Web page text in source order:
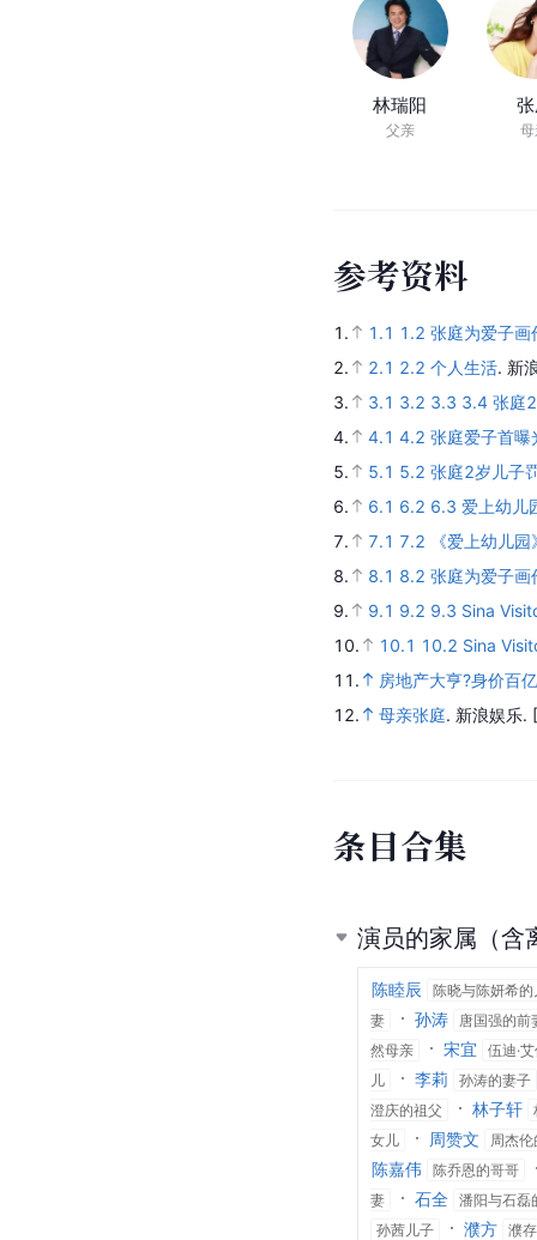
林瑞阳
父亲
参考资料
1. 1.1 1.2 张庭为爱子画
2.
2.1 2.2 个人生活. 新
3.
3.1 3.2 3.3 3.4 张庭
4.
4.1 4.2 张庭爱子首曝
5.
5.1 5.2 张庭2岁儿子
6.
6.1 6.2 6.3 爱上幼儿
7.
7.1 7.2
《爱上幼儿
8.
8.1 8.2 张庭为爱子画
9.
9.1 9.2 9.3 Sina
10.
10.1 10.2 Sina
11.
房地产大亨?身价百
12.
母亲张庭. 新浪娱乐.
条目合集
演员的家属（含
陈睦辰
陈晓与陈妍希的
妻
孙涛
唐国强的前
然母亲
宋宜
伍迪·
儿
李莉
孙涛的妻子
澄庆的祖父
林子轩
女儿
周赞文 周杰
陈嘉伟 陈乔恩的哥哥
妻
石全 潘阳与石磊
孙茜儿子
濮方 濮